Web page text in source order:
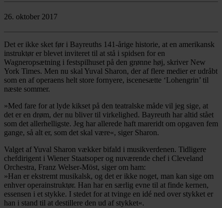
26. oktober 2017
Det er ikke sket før i Bayreuths 141-årige historie, at en amerikansk
instruktør er blevet inviteret til at stå i spidsen for en
Wagneropsætning i festspilhuset på den grønne høj, skriver New
York Times. Men nu skal Yuval Sharon, der af flere medier er udråbt
som en af operaens helt store fornyere, iscenesætte ‘Lohengrin’ til
næste sommer.
»Med fare for at lyde kikset på den teatralske måde vil jeg sige, at
det er en drøm, der nu bliver til virkelighed. Bayreuth har altid stået
som det allerhelligste. Jeg har allerede haft mareridt om opgaven fem
gange, så alt er, som det skal være«, siger Sharon.
Valget af Yuval Sharon vækker bifald i musikverdenen. Tidligere
chefdirigent i Wiener Staatsoper og nuværende chef i Cleveland
Orchestra, Franz Welser-Möst, siger om ham:
»Han er ekstremt musikalsk, og det er ikke noget, man kan sige om
enhver operainstruktør. Han har en særlig evne til at finde kernen,
essensen i et stykke. I stedet for at tvinge en idé ned over stykket er
han i stand til at destillere den ud af stykket«.